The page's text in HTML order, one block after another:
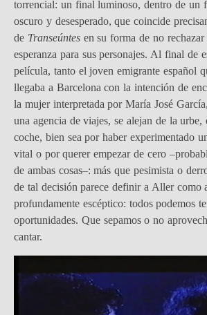
torrencial: un final luminoso, dentro de un
oscuro y desesperado, que coincide
de Transeúntes en su forma de no
esperanza para sus personajes. Al final de
película, tanto el joven emigrante español
llegaba a Barcelona con la intención de
la mujer interpretada por María José
una agencia de viajes, se alejan de la urbe,
coche, bien sea por haber experimentado
vital o por querer empezar de cero
de ambas cosas–: más que pesimista o
de tal decisión parece definir a Aller como
profundamente escéptico: todos podemos
oportunidades. Que sepamos o no
cantar.